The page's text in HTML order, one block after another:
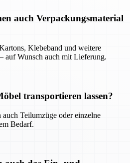
auch Verpackungsmaterial
Klebeband und weitere
auf Wunsch auch mit Lieferung.
transportieren lassen?
Teilumzüge oder einzelne
Bedarf.